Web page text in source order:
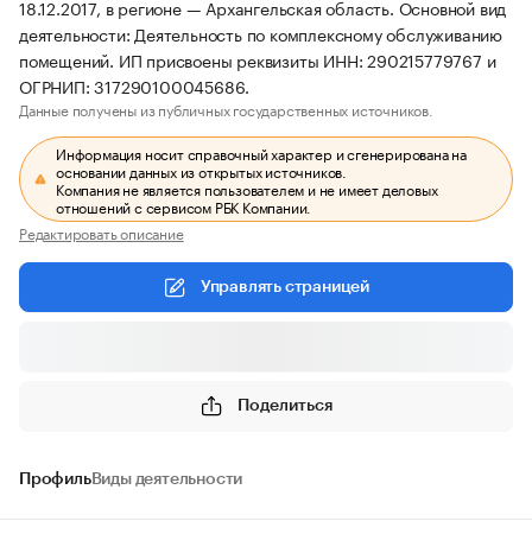
18.12.2017, в регионе — Архангельская область. Основной вид
деятельности: Деятельность по комплексному обслуживанию
помещений. ИП присвоены реквизиты ИНН: 290215779767 и
ОГРНИП: 317290100045686.
Данные получены из публичных государственных источников.
Информация носит справочный характер и сгенерирована на
основании данных из открытых источников.
Компания не является пользователем и не имеет деловых
отношений с сервисом РБК Компании.
Редактировать описание
Управлять страницей
Поделиться
ПрофильВиды деятельности